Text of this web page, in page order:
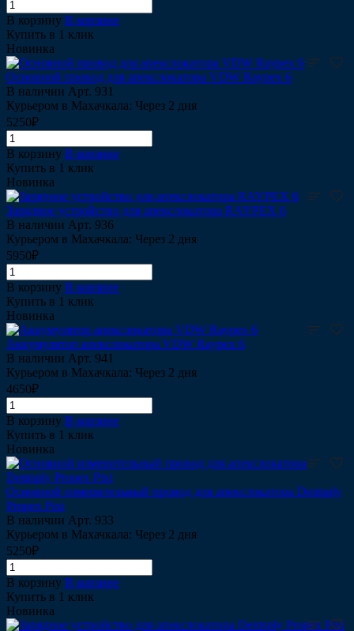
В корзину В корзине
Купить в 1 клик
Новинка
Основной провод для апекслокатора VDW Raypex 6
В наличии Арт. 931
Курьером в Махачкала: Через 2 дня
5250₽
В корзину В корзине
Купить в 1 клик
Новинка
Зарядное устройство для апекслокатора RAYPEX 6
В наличии Арт. 936
Курьером в Махачкала: Через 2 дня
5950₽
В корзину В корзине
Купить в 1 клик
Новинка
Аккумулятор апекслокатора VDW Raypex 6
В наличии Арт. 941
Курьером в Махачкала: Через 2 дня
4650₽
В корзину В корзине
Купить в 1 клик
Новинка
Основной измерительный провод для апекслокатора Dentsply
Propex Pixi
В наличии Арт. 933
Курьером в Махачкала: Через 2 дня
5250₽
В корзину В корзине
Купить в 1 клик
Новинка